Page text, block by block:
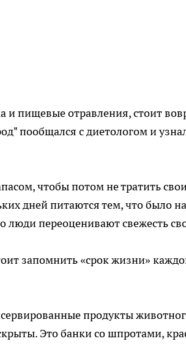
и пищевые отравления, стоит
пообщался с диетологом и
чтобы потом не тратить
дней питаются тем, что было
люди переоценивают свежесть
запомнить «срок жизни»
продукты
Это банки со шпротами,